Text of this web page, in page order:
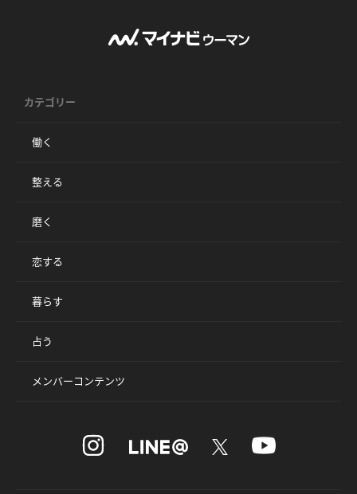
カテゴリー
働く
整える
磨く
恋する
暮らす
占う
メンバーコンテンツ